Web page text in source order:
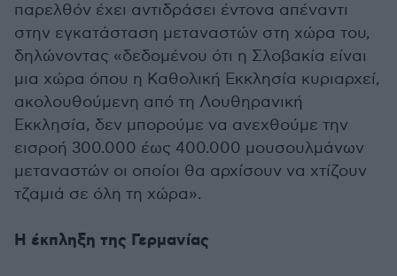
παρελθόν έχει αντιδράσει έντονα απέναντι
στην εγκατάσταση μεταναστών στη χώρα του,
δηλώνοντας «δεδομένου ότι η Σλοβακία είναι
μια χώρα όπου η Καθολική Εκκλησία κυριαρχεί,
ακολουθούμενη από τη Λουθηρανική
Εκκλησία, δεν μπορούμε να ανεχθούμε την
εισροή 300.000 έως 400.000 μουσουλμάνων
μεταναστών οι οποίοι θα αρχίσουν να χτίζουν
τζαμιά σε όλη τη χώρα».
Η έκπληξη της Γερμανίας